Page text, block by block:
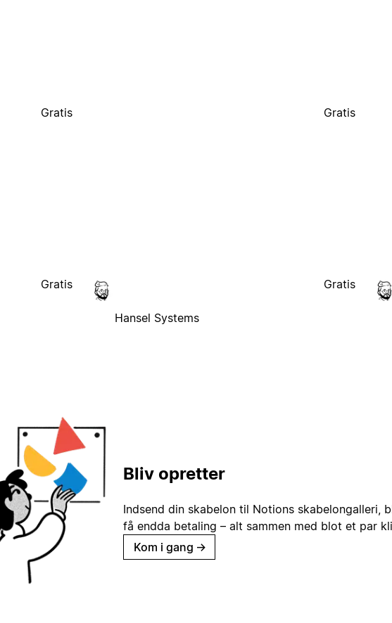
Gratis Gratis
Gratis
Hansel Systems
Gratis
Bliv opretter
Indsend din skabelon til Notions skabelongalleri,
få endda betaling – alt sammen med blot et par
Kom i gang →